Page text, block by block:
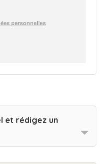
et rédigez un